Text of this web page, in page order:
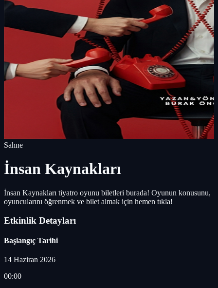
Sahne
İnsan Kaynakları
İnsan Kaynakları tiyatro oyunu biletleri burada! Oyunun konusunu,
oyuncularını öğrenmek ve bilet almak için hemen tıkla!
Etkinlik Detayları
Başlangıç Tarihi
14 Haziran 2026
00:00